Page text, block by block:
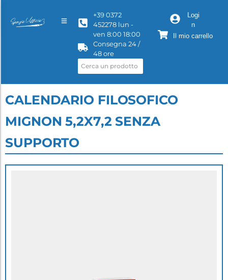
+39 0372
452278 lun -
ven 8:00 18:00
Consegna 24 /
48 ore
Logi
n
Il mio carrello
CALENDARIO FILOSOFICO
MIGNON 5,2X7,2 SENZA
SUPPORTO